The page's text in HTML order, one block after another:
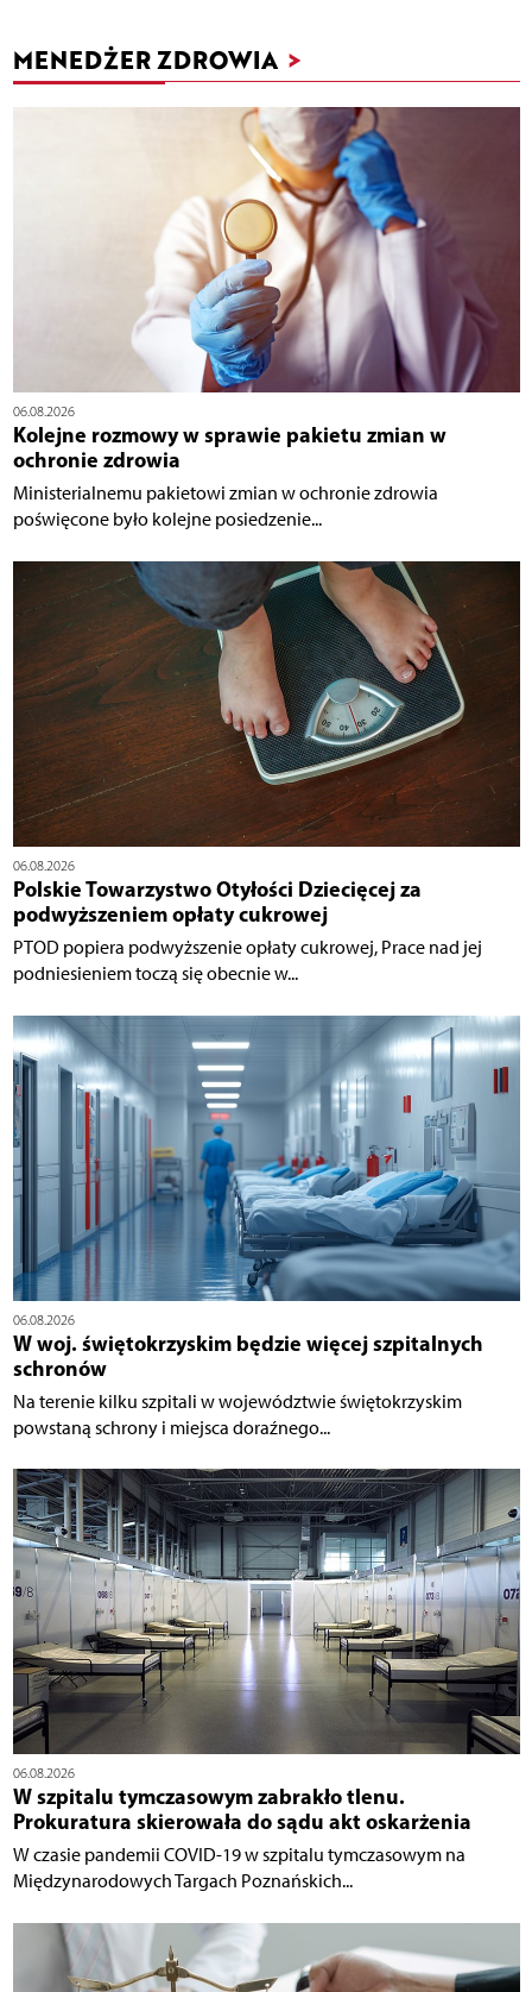
MENEDŻER ZDROWIA >
06.08.2026
Kolejne rozmowy w sprawie pakietu zmian w
ochronie zdrowia
Ministerialnemu pakietowi zmian w ochronie zdrowia
poświęcone było kolejne posiedzenie...
06.08.2026
Polskie Towarzystwo Otyłości Dziecięcej za
podwyższeniem opłaty cukrowej
PTOD popiera podwyższenie opłaty cukrowej, Prace nad jej
podniesieniem toczą się obecnie w...
06.08.2026
W woj. świętokrzyskim będzie więcej szpitalnych
schronów
Na terenie kilku szpitali w województwie świętokrzyskim
powstaną schrony i miejsca doraźnego...
06.08.2026
W szpitalu tymczasowym zabrakło tlenu.
Prokuratura skierowała do sądu akt oskarżenia
W czasie pandemii COVID-19 w szpitalu tymczasowym na
Międzynarodowych Targach Poznańskich...